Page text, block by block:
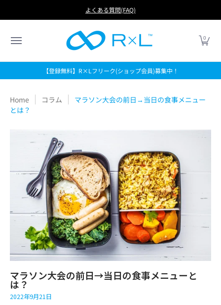
FOOTBALL LIFE
よくある質問(FAQ)
0
【登録無料】R×Lフリーク(ショップ会員)募集中！
Home コラム
マラソン大会の前日→当日の食事メニュー
とは？
マラソン大会の前日→当日の食事メニューと
は？
2022年9月21日